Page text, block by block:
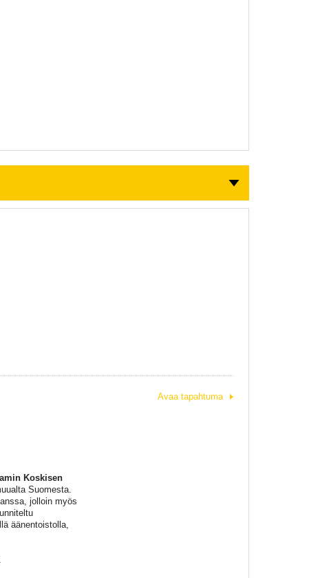
Koskisen
Suomesta.
jolloin myös
äänentoistolla,
Avaa tapahtuma